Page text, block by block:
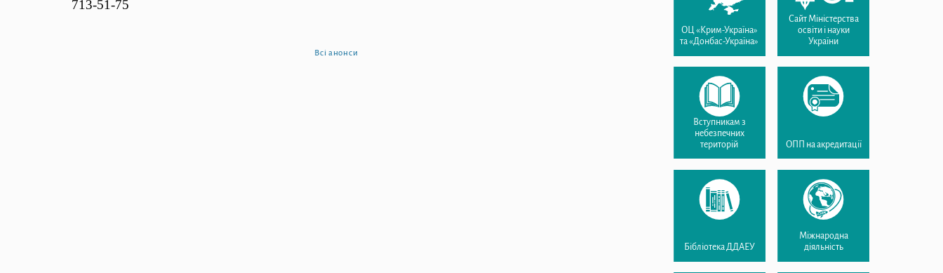
713-51-75
Всі анонси
ОЦ «Крим-Україна»
та «Донбас-Україна»
Сайт Міністерства
освіти і науки
України
Вступникам з
небезпечних
територій
ОПП на акредитації
Бібліотека ДДАЕУ
Міжнародна
діяльність